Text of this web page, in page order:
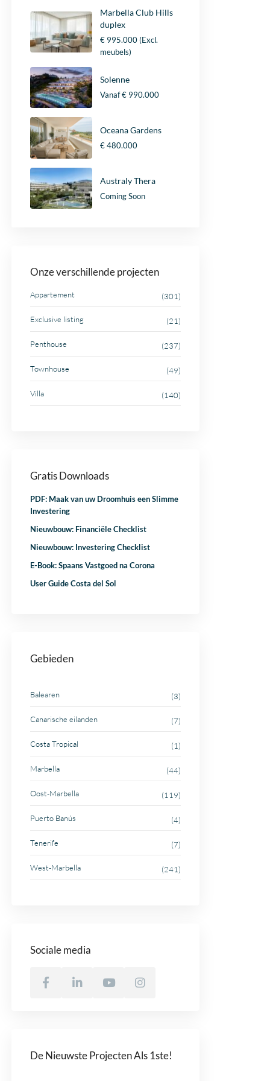
Marbella Club Hills
duplex
€ 995.000(Excl.
meubels)
Solenne
Vanaf€ 990.000
Oceana Gardens
€ 480.000
Australy Thera
Coming Soon
Onze verschillende projecten
Appartement (301)
Exclusive listing (21)
Penthouse (237)
Townhouse (49)
Villa (140)
Gratis Downloads
PDF: Maak van uw Droomhuis een Slimme
Investering
Nieuwbouw: Financiële Checklist
Nieuwbouw: Investering Checklist
E-Book: Spaans Vastgoed na Corona
User Guide Costa del Sol
Gebieden
Balearen (3)
Canarische eilanden (7)
Costa Tropical (1)
Marbella (44)
Oost-Marbella (119)
Puerto Banús (4)
Tenerife (7)
West-Marbella (241)
Sociale media
De Nieuwste Projecten Als 1ste!